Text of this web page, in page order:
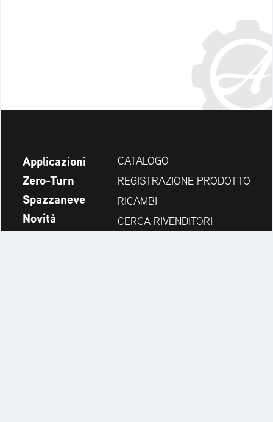
Applicazioni
Zero-Turn
Spazzaneve
Novità
CATALOGO
REGISTRAZIONE PRODOTTO
RICAMBI
CERCA RIVENDITORI